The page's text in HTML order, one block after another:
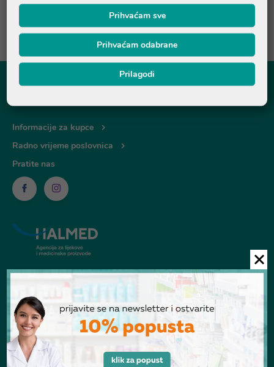
PRIJAVITE SE NA NEWSLETTER
Tečaj konverzije1€=7,53450 kn
Informacije za kupce
Radno vrijeme poslovnica
Pratite nas
© Ljekarna Talan 2026
Prihvaćam sve
Prihvaćam odabrane
Prilagodi